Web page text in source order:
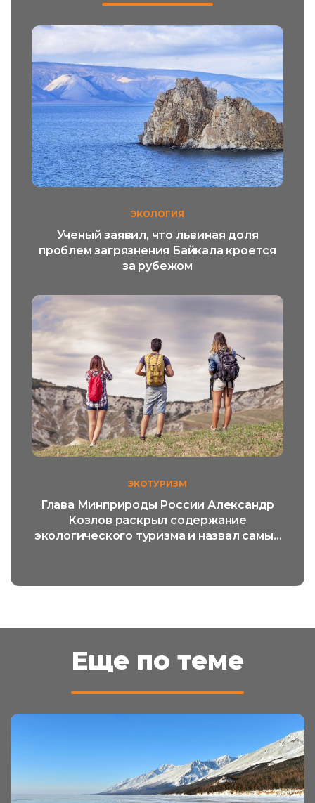
ЭКОЛОГИЯ
Ученый заявил, что львиная доля
проблем загрязнения Байкала кроется
за рубежом
ЭКОТУРИЗМ
Глава Минприроды России Александр
Козлов раскрыл содержание
экологического туризма и назвал самый
Еще по теме